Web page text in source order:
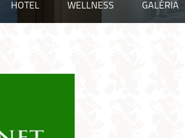
HOTEL WELLNESS GALÉRIA